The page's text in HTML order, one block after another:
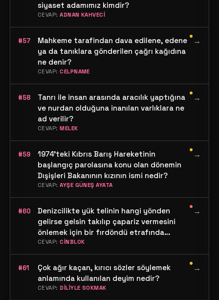
siyaset adamımız kimdir?
CEVAP:ADNAN KAHVECİ
#57
Mahkeme tarafindan dava edilene, edene
ya da tanıklara gönderilen çağrı kağıdına
ne denir?
CEVAP:CELPNAME
•→
#58
Tanrı ile insan arasında aracılık yaptığına
ve nurdan olduğuna inanılan varlıklara ne
ad verilir?
CEVAP:MELEK
•→
#59
1974'teki Kıbrıs Barış Hareketinin
başlangıç parolasına konu olan dönemin
Dışişleri Bakanının kızının ismi nedir?
CEVAP:AYŞE GÜNEŞ AYATA
•→
#60
Denizcilikte yük telinin hangi yönden
gelirse gelsin takılıp çapariz vermesini
önlemek için bir fırdöndü etrafında
dönebilen tek delikli makaralara ne ad
verilir?
CEVAP:CİNBLOK
•→
#61
Çok ağır kaçan, kırıcı sözler söylemek
anlamında kullanılan deyim nedir?
CEVAP:DİLİYLE SOKMAK
•→